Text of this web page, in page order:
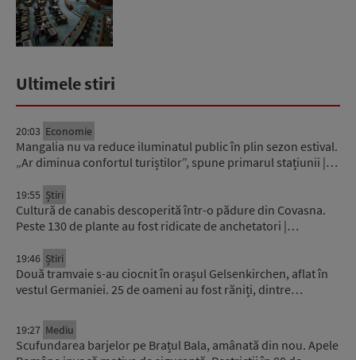
Ultimele stiri
20:03 Economie
Mangalia nu va reduce iluminatul public în plin sezon estival.
„Ar diminua confortul turiștilor”, spune primarul stațiunii |…
19:55 Știri
Cultură de canabis descoperită într-o pădure din Covasna.
Peste 130 de plante au fost ridicate de anchetatori |…
19:46 Știri
Două tramvaie s-au ciocnit în orașul Gelsenkirchen, aflat în
vestul Germaniei. 25 de oameni au fost răniți, dintre…
19:27 Mediu
Scufundarea barjelor pe Brațul Bala, amânată din nou. Apele